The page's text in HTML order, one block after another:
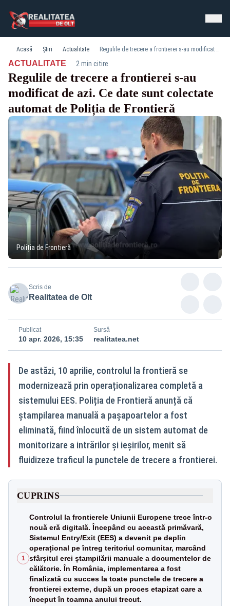
Acasă Știri Actualitate Regulile de trecere a frontierei s-au modificat de azi. Ce date sunt colectate automat de Poliția de Frontieră
ACTUALITATE· 2 min citire
Regulile de trecere a frontierei s-au
modificat de azi. Ce date sunt colectate
automat de Poliția de Frontieră
Poliția de Frontieră
Scris de
Realitatea de Olt
Publicat
10 apr. 2026, 15:35
Sursă
realitatea.net
De astăzi, 10 aprilie, controlul la frontieră se
modernizează prin operaționalizarea completă a
sistemului EES. Poliția de Frontieră anunță că
ștampilarea manuală a pașapoartelor a fost
eliminată, fiind înlocuită de un sistem automat de
monitorizare a intrărilor și ieșirilor, menit să
fluidizeze traficul la punctele de trecere a frontierei.
CUPRINS
1
Controlul la frontierele Uniunii Europene trece într-o
nouă eră digitală. Începând cu această primăvară,
Sistemul Entry/Exit (EES) a devenit pe deplin
operațional pe întreg teritoriul comunitar, marcând
sfârșitul erei ștampilării manuale a documentelor de
călătorie. În România, implementarea a fost
finalizată cu succes la toate punctele de trecere a
frontierei externe, după un proces etapizat care a
început în toamna anului trecut.